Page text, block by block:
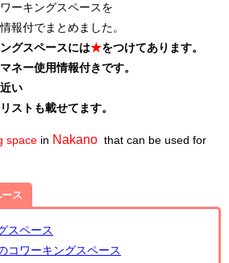
ーキングスペースを
報付でまとめました。
グスペースには★をつけてあります。
ネー使用情報付きです。
い
ストも載せてます。
space in Nakano that can be used for
ス
スペース
コワーキングスペース